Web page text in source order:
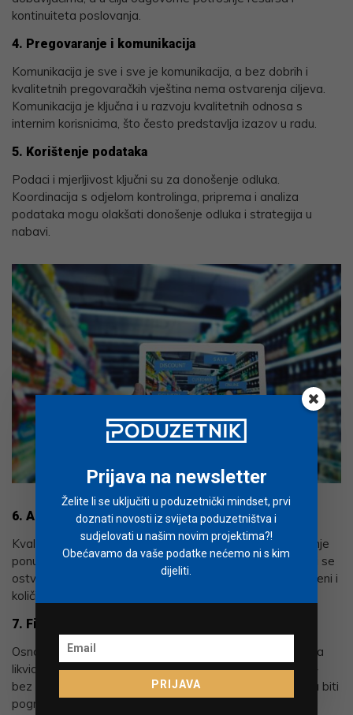
kontinuiteta poslovanja.
4. Pregovaranje i komunikacija
Komunikacija je sve i sve je komunikacija, a bez dobrih i
kvalitetnih pregovaračkih vještina nema ostvarenja ciljeva.
Komunikacija je ključna i u razvoju kvalitetnih odnosa s
internim korisnicima, što često predstavlja izazov u radu.
5. Korištenje podataka
Podaci i mjerljivost ključni su za donošenje odluka.
Koordinacija s odjelom kontrolinga, priprema i analiza
podataka mogu olakšati donošenje odluka i strategija u
nabavi.
6. Analitičnost
Kvalitetno analiziranje potreba, grupiranje zahtjeva, čitanje
ponuda, razumijevanja uvjeta – sve je ovo ključno kako bi se
ostvario glavni zadatak nabave: prava roba po pravoj cijeni i
količini u pravo vrijeme i na pravom mjestu.
7. Financijska pismenost
Osnovno razumijevanje načina i uvjeta plaćanja, utjecaj na
likvidnost icash-flow, razumijevanje da su zalihe novac –
bez poznavanja ovih parametara i odluke u nabavi mogu biti
pogrešne.
Prijava na newsletter
Želite li se uključiti u poduzetnički mindset, prvi
doznati novosti iz svijeta poduzetništva i
sudjelovati u našim novim projektima?!
Obećavamo da vaše podatke nećemo ni s kim
dijeliti.
PRIJAVA